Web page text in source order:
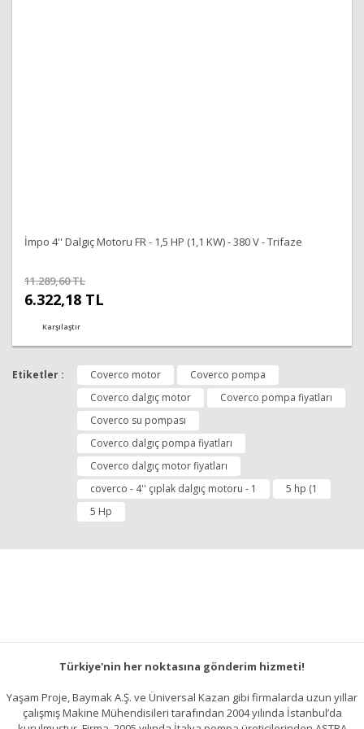
İmpo 4'' Dalgıç Motoru FR - 1,5 HP (1,1 KW) - 380 V - Trifaze
11.289,60 TL
6.322,18 TL
Karşılaştır
Etiketler : Coverco motor
Coverco pompa
Coverco dalgıç motor
Coverco pompa fiyatları
Coverco su pompası
Coverco dalgıç pompa fiyatları
Coverco dalgıç motor fiyatları
coverco - 4'' çıplak dalgıç motoru - 1
5 hp (1
5 Hp
Türkiye'nin her noktasına gönderim hizmeti!
Yaşam Proje, Baymak A.Ş. ve Üniversal Kazan gibi firmalarda uzun yıllar
çalışmış Makine Mühendisileri tarafından 2004 yılında İstanbul’da